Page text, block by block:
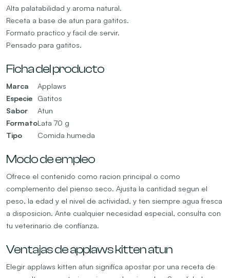
Alta palatabilidad y aroma natural.
Receta a base de atun para gatitos.
Formato practico y facil de servir.
Pensado para gatitos.
Ficha del producto
Marca
Applaws
Especie
Gatitos
Sabor
Atun
FormatoLata 70 g
Tipo
Comida humeda
Modo de empleo
Ofrece el contenido como racion principal o como
complemento del pienso seco. Ajusta la cantidad segun el
peso, la edad y el nivel de actividad, y ten siempre agua fresca
a disposicion. Ante cualquier necesidad especial, consulta con
tu veterinario de confianza.
Ventajas de applaws kitten atun
Elegir applaws kitten atun significa apostar por una receta de